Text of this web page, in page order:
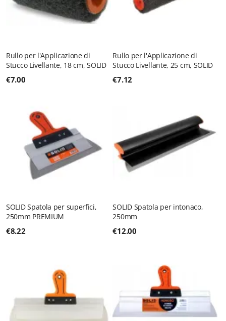
Rullo per l'Applicazione di
Stucco Livellante, 18 cm, SOLID
€7.00
Rullo per l'Applicazione di
Stucco Livellante, 25 cm, SOLID
€7.12
SOLID Spatola per superfici,
250mm PREMIUM
€8.22
SOLID Spatola per intonaco,
250mm
€12.00